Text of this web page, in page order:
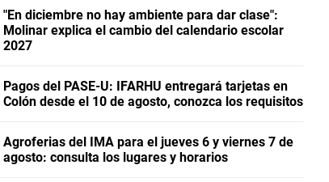
"En diciembre no hay ambiente para dar clase":
Molinar explica el cambio del calendario escolar
2027
Pagos del PASE-U: IFARHU entregará tarjetas en
Colón desde el 10 de agosto, conozca los requisitos
Agroferias del IMA para el jueves 6 y viernes 7 de
agosto: consulta los lugares y horarios